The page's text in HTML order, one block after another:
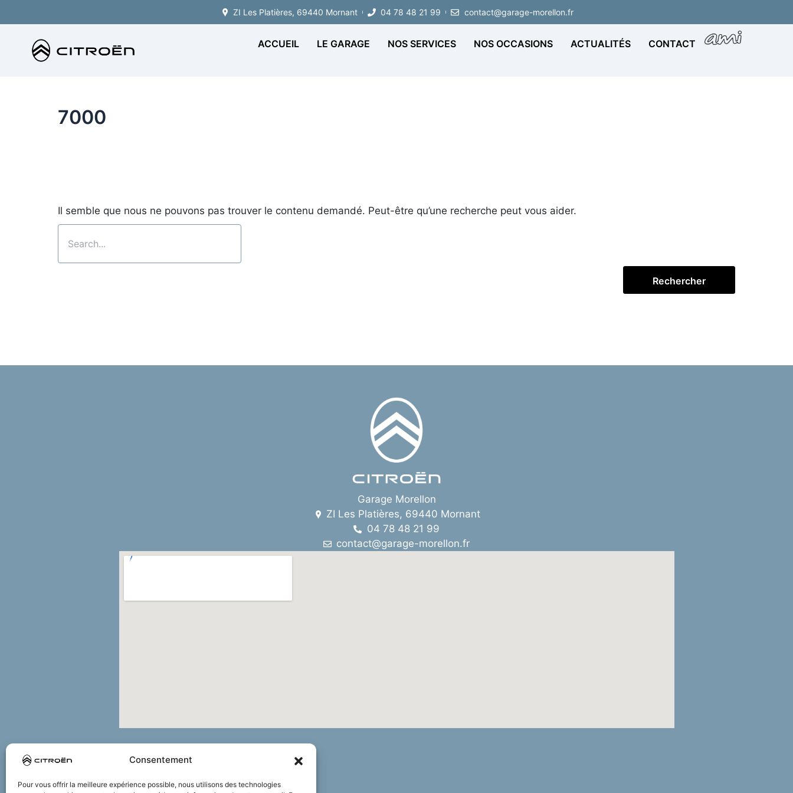
Consentement
Pour vous offrir la meilleure expérience possible, nous utilisons des technologies
au
ZI Les Platières, 69440 Mornant 04 78 48 21 99 contact@garage-morellon.fr
ACCUEIL LE GARAGE NOS SERVICES NOS OCCASIONS ACTUALITÉS CONTACT
7000
Il semble que nous ne pouvons pas trouver le contenu demandé. Peut-être qu’une recherche peut vous aider.
Garage Morellon
ZI Les Platières, 69440 Mornant
04 78 48 21 99
contact@garage-morellon.fr